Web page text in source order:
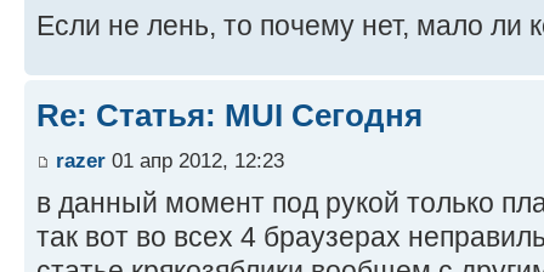
Если не лень, то почему нет, мало ли
Re: Статья: MUI Сегодня
razer 01 апр 2012, 12:23
в данный момент под рукой только
так вот во всех 4 браузерах